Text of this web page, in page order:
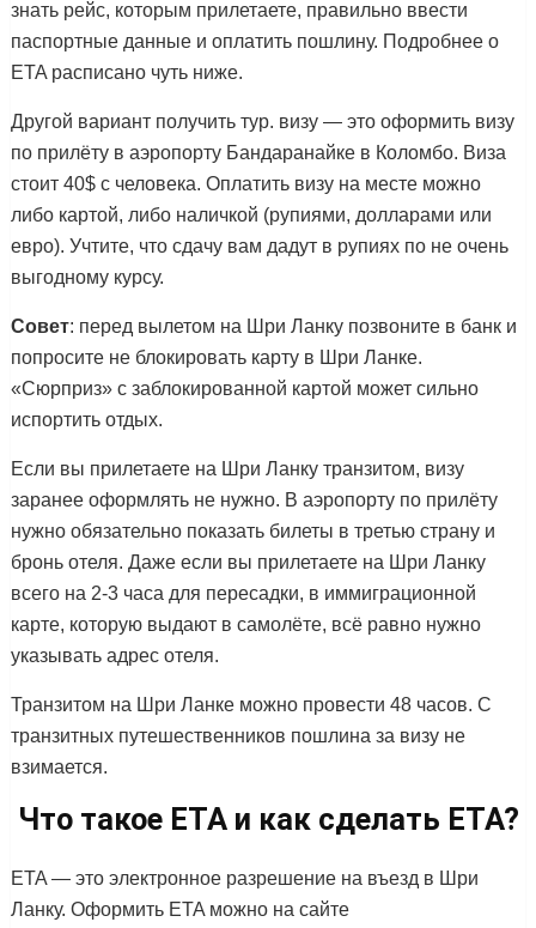
знать рейс, которым прилетаете, правильно ввести
паспортные данные и оплатить пошлину. Подробнее о
ETA расписано чуть ниже.
Другой вариант получить тур. визу — это оформить визу
по прилёту в аэропорту Бандаранайке в Коломбо. Виза
стоит 40$ с человека. Оплатить визу на месте можно
либо картой, либо наличкой (рупиями, долларами или
евро). Учтите, что сдачу вам дадут в рупиях по не очень
выгодному курсу.
Совет: перед вылетом на Шри Ланку позвоните в банк и
попросите не блокировать карту в Шри Ланке.
«Сюрприз» с заблокированной картой может сильно
испортить отдых.
Если вы прилетаете на Шри Ланку транзитом, визу
заранее оформлять не нужно. В аэропорту по прилёту
нужно обязательно показать билеты в третью страну и
бронь отеля. Даже если вы прилетаете на Шри Ланку
всего на 2-3 часа для пересадки, в иммиграционной
карте, которую выдают в самолёте, всё равно нужно
указывать адрес отеля.
Транзитом на Шри Ланке можно провести 48 часов. С
транзитных путешественников пошлина за визу не
взимается.
Что такое ETA и как сделать ETA?
ETA — это электронное разрешение на въезд в Шри
Ланку. Оформить ETA можно на сайте